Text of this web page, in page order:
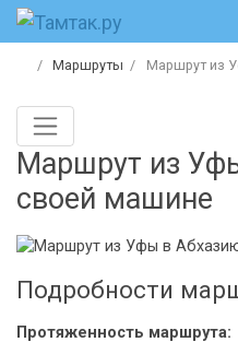
Маршруты Маршрут из
Маршрут из
своей машине
Подробности
Протяженность маршрута: